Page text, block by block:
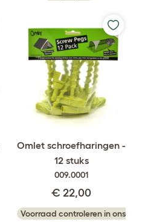
Omlet schroefharingen -
12 stuks
009.0001
€ 22,00
Voorraad controleren in ons